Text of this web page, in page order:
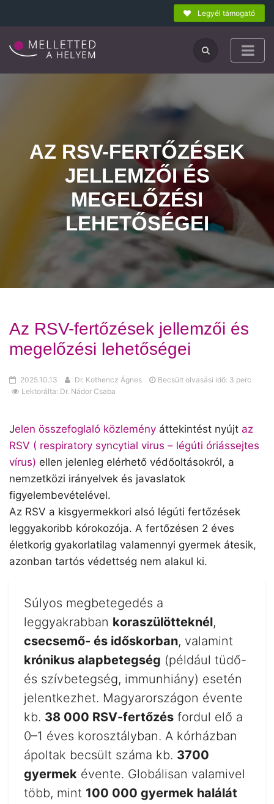
Legyél támogató
AZ RSV-FERTŐZÉSEK
JELLEMZŐI ÉS
MEGELŐZÉSI
LEHETŐSÉGEI
Az RSV-fertőzések jellemzői és
megelőzési lehetőségei
2025.10.13 Dr. Kothencz Ágnes
Becsült olvasási idő: 3 perc
Lektorálta: Dr. Nádor Csaba
Jelen összefoglaló közlemény áttekintést nyújt az
RSV ( respiratory syncytial virus – légúti óriássejtes
vírus) ellen jelenleg elérhető védőoltásokról, a
nemzetközi irányelvek és javaslatok
figyelembevételével.
Az RSV a kisgyermekkori alsó légúti fertőzések
leggyakoribb kórokozója. A fertőzésen 2 éves
életkorig gyakorlatilag valamennyi gyermek átesik,
azonban tartós védettség nem alakul ki.
Súlyos megbetegedés a
leggyakrabban koraszülötteknél,
csecsemő- és időskorban, valamint
krónikus alapbetegség (például tüdő-
és szívbetegség, immunhiány) esetén
jelentkezhet. Magyarországon évente
kb. 38 000 RSV-fertőzés fordul elő a
0–1 éves korosztályban. A kórházban
ápoltak becsült száma kb. 3700
gyermek évente. Globálisan valamivel
több, mint 100 000 gyermek halálát